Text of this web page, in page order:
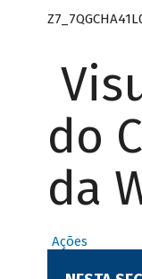
do
da
Ações